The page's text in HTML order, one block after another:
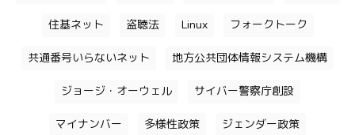
住基ネット 盗聴法 Linux フォークトーク
共通番号いらないネット 地方公共団体情報システム機構
ジョージ・オーウェル サイバー警察庁創設
マイナンバー 多様性政策 ジェンダー政策